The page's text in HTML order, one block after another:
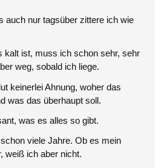
auch nur tagsüber zittere ich wie
kalt ist, muss ich schon sehr, sehr
weg, sobald ich liege.
keinerlei Ahnung, woher das
was das überhaupt soll.
was es alles so gibt.
viele Jahre. Ob es mein
weiß ich aber nicht.